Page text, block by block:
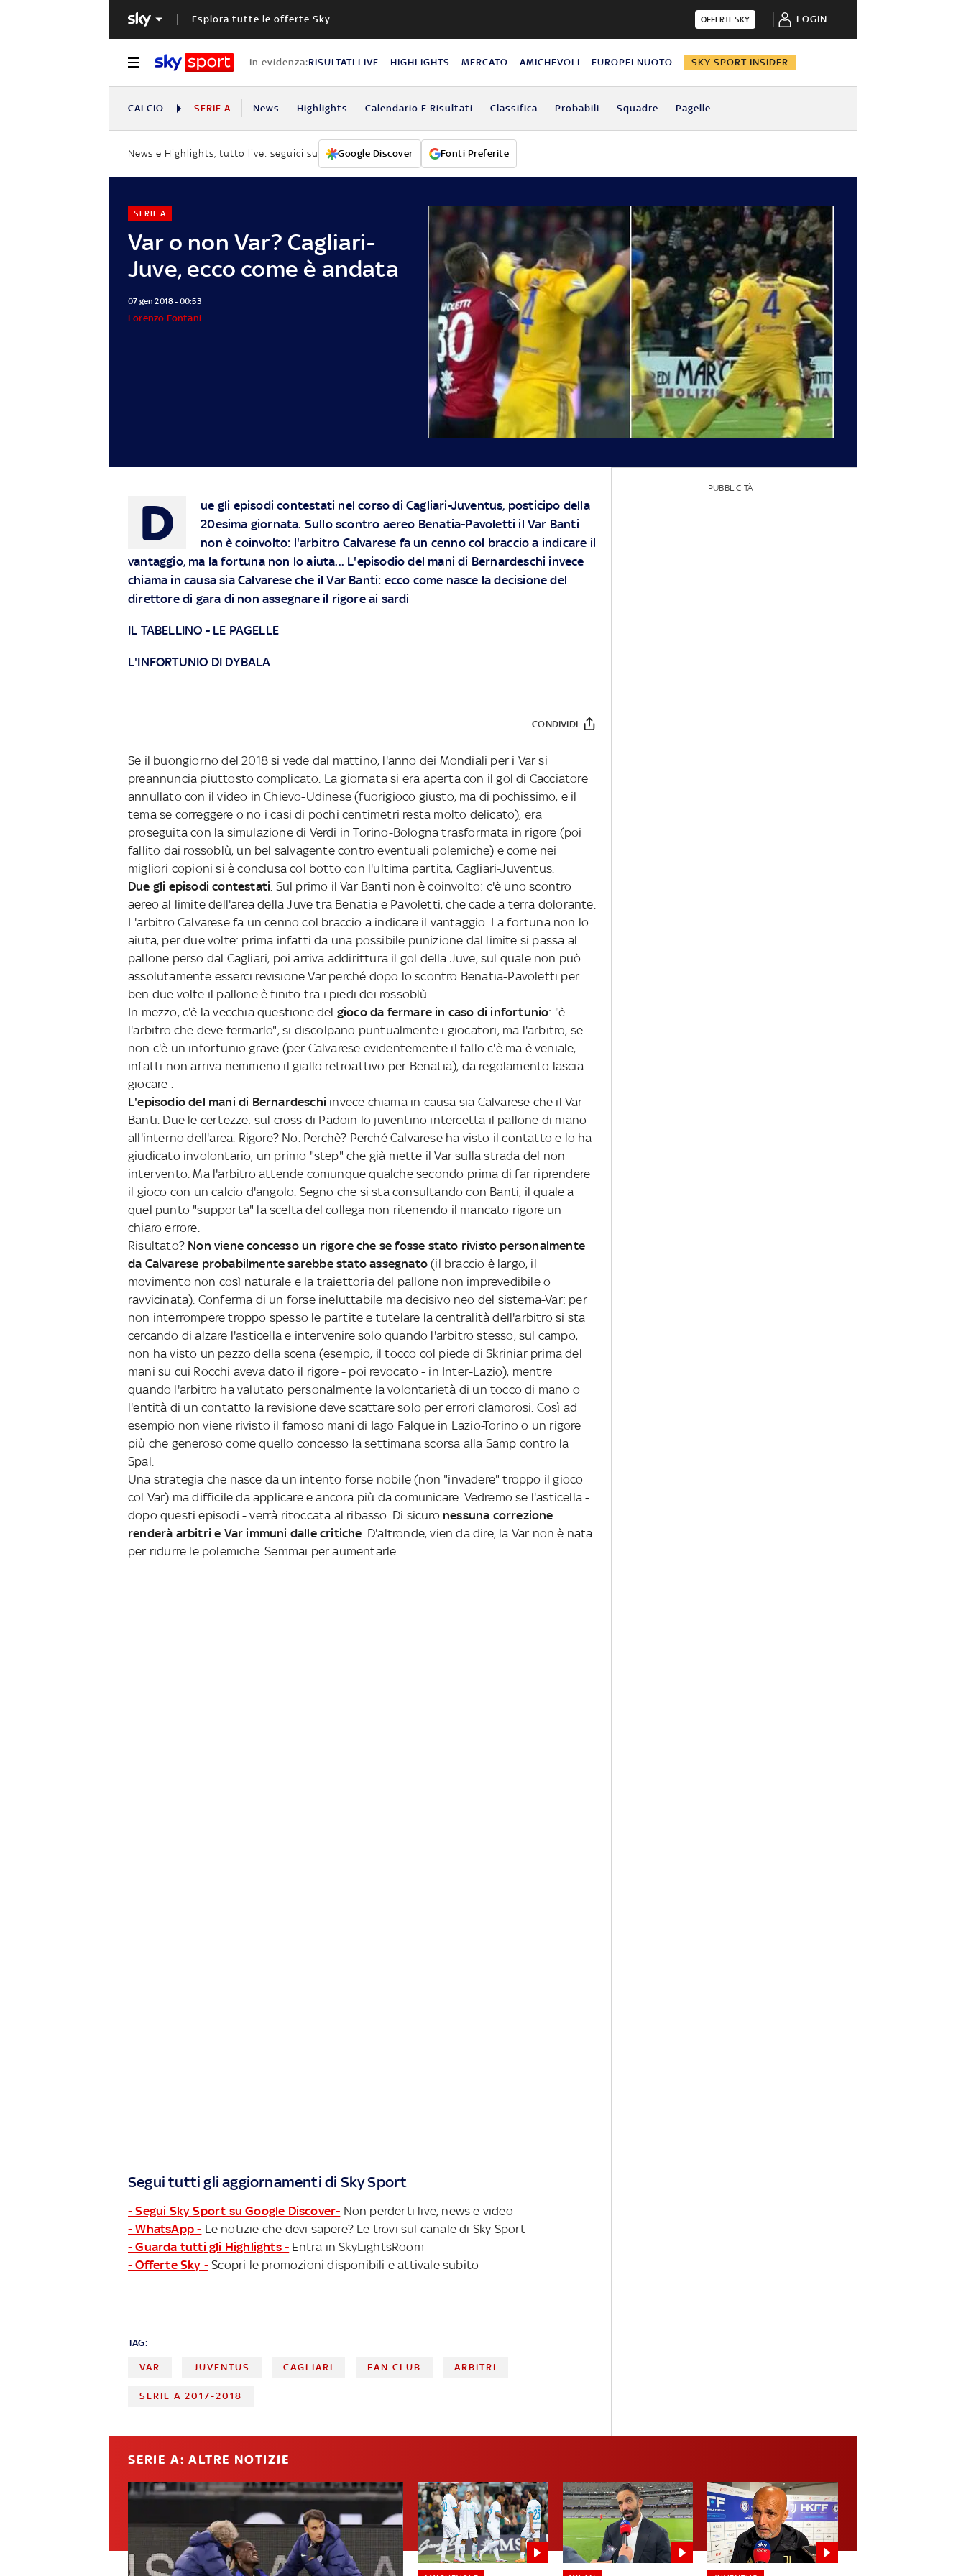
Esplora tutte le offerte Sky OFFERTE SKY LOGIN
In evidenza:RISULTATI LIVE HIGHLIGHTS MERCATO AMICHEVOLI EUROPEI NUOTO SKY SPORT INSIDER
CALCIO SERIE A News Highlights Calendario E Risultati Classifica Probabili Squadre Pagelle
News e Highlights, tutto live: seguici su Google Discover Fonti Preferite
Var o non Var? Cagliari-
Juve, ecco come è andata
SERIE A
07 gen 2018 - 00:53
Lorenzo Fontani
D
ue gli episodi contestati nel corso di Cagliari-Juventus, posticipo della
20esima giornata. Sullo scontro aereo Benatia-Pavoletti il Var Banti
non è coinvolto: l'arbitro Calvarese fa un cenno col braccio a indicare il
vantaggio, ma la fortuna non lo aiuta... L'episodio del mani di Bernardeschi invece
chiama in causa sia Calvarese che il Var Banti: ecco come nasce la decisione del
direttore di gara di non assegnare il rigore ai sardi
IL TABELLINO - LE PAGELLE
L'INFORTUNIO DI DYBALA
CONDIVIDI
Se il buongiorno del 2018 si vede dal mattino, l'anno dei Mondiali per i Var si
preannuncia piuttosto complicato. La giornata si era aperta con il gol di Cacciatore
annullato con il video in Chievo-Udinese (fuorigioco giusto, ma di pochissimo, e il
tema se correggere o no i casi di pochi centimetri resta molto delicato), era
proseguita con la simulazione di Verdi in Torino-Bologna trasformata in rigore (poi
fallito dai rossoblù, un bel salvagente contro eventuali polemiche) e come nei
migliori copioni si è conclusa col botto con l'ultima partita, Cagliari-Juventus.
Due gli episodi contestati. Sul primo il Var Banti non è coinvolto: c'è uno scontro
aereo al limite dell'area della Juve tra Benatia e Pavoletti, che cade a terra dolorante.
L'arbitro Calvarese fa un cenno col braccio a indicare il vantaggio. La fortuna non lo
aiuta, per due volte: prima infatti da una possibile punizione dal limite si passa al
pallone perso dal Cagliari, poi arriva addirittura il gol della Juve, sul quale non può
assolutamente esserci revisione Var perché dopo lo scontro Benatia-Pavoletti per
ben due volte il pallone è finito tra i piedi dei rossoblù.
In mezzo, c'è la vecchia questione del gioco da fermare in caso di infortunio: "è
l'arbitro che deve fermarlo", si discolpano puntualmente i giocatori, ma l'arbitro, se
non c'è un infortunio grave (per Calvarese evidentemente il fallo c'è ma è veniale,
infatti non arriva nemmeno il giallo retroattivo per Benatia), da regolamento lascia
giocare .
L'episodio del mani di Bernardeschi invece chiama in causa sia Calvarese che il Var
Banti. Due le certezze: sul cross di Padoin lo juventino intercetta il pallone di mano
all'interno dell'area. Rigore? No. Perchè? Perché Calvarese ha visto il contatto e lo ha
giudicato involontario, un primo "step" che già mette il Var sulla strada del non
intervento. Ma l'arbitro attende comunque qualche secondo prima di far riprendere
il gioco con un calcio d'angolo. Segno che si sta consultando con Banti, il quale a
quel punto "supporta" la scelta del collega non ritenendo il mancato rigore un
chiaro errore.
Risultato? Non viene concesso un rigore che se fosse stato rivisto personalmente
da Calvarese probabilmente sarebbe stato assegnato (il braccio è largo, il
movimento non così naturale e la traiettoria del pallone non imprevedibile o
ravvicinata). Conferma di un forse ineluttabile ma decisivo neo del sistema-Var: per
non interrompere troppo spesso le partite e tutelare la centralità dell'arbitro si sta
cercando di alzare l'asticella e intervenire solo quando l'arbitro stesso, sul campo,
non ha visto un pezzo della scena (esempio, il tocco col piede di Skriniar prima del
mani su cui Rocchi aveva dato il rigore - poi revocato - in Inter-Lazio), mentre
quando l'arbitro ha valutato personalmente la volontarietà di un tocco di mano o
l'entità di un contatto la revisione deve scattare solo per errori clamorosi. Così ad
esempio non viene rivisto il famoso mani di Iago Falque in Lazio-Torino o un rigore
più che generoso come quello concesso la settimana scorsa alla Samp contro la
Spal.
Una strategia che nasce da un intento forse nobile (non "invadere" troppo il gioco
col Var) ma difficile da applicare e ancora più da comunicare. Vedremo se l'asticella -
dopo questi episodi - verrà ritoccata al ribasso. Di sicuro nessuna correzione
renderà arbitri e Var immuni dalle critiche. D'altronde, vien da dire, la Var non è nata
per ridurre le polemiche. Semmai per aumentarle.
Segui tutti gli aggiornamenti di Sky Sport
- Segui Sky Sport su Google Discover- Non perderti live, news e video
- WhatsApp - Le notizie che devi sapere? Le trovi sul canale di Sky Sport
- Guarda tutti gli Highlights - Entra in SkyLightsRoom
- Offerte Sky - Scopri le promozioni disponibili e attivale subito
TAG:
VAR JUVENTUS CAGLIARI FAN CLUB ARBITRI
SERIE A 2017-2018
PUBBLICITÀ
SERIE A: ALTRE NOTIZIE